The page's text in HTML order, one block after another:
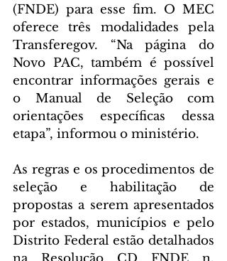
(FNDE) para esse fim. O MEC
oferece três modalidades pela
Transferegov. “Na página do
Novo PAC, também é possível
encontrar informações gerais e
o Manual de Seleção com
orientações específicas dessa
etapa”, informou o ministério.
As regras e os procedimentos de
seleção e habilitação de
propostas a serem apresentados
por estados, municípios e pelo
Distrito Federal estão detalhados